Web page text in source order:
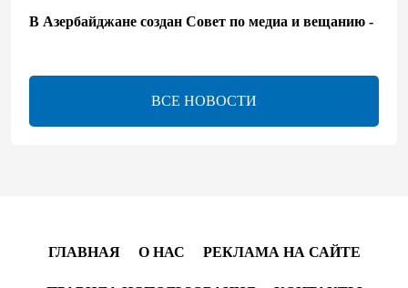
В Азербайджане создан Совет по медиа и вещанию -
13:16 7 августа 2026
ЕАЭС расширяет финансовый рынок и вводит
программу "зеленой трансформации"
ВСЕ НОВОСТИ
ГЛАВНАЯ О НАС РЕКЛАМА НА САЙТЕ